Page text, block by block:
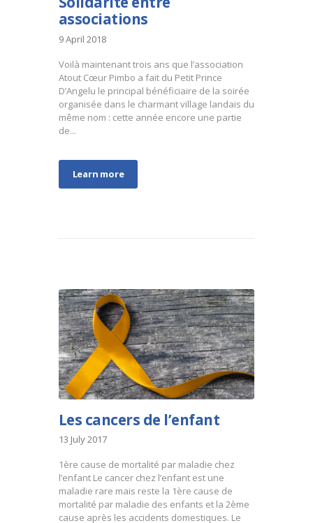
associations
9 April 2018
Voilà maintenant trois ans que l’association
Atout Cœur Pimbo a fait du Petit Prince
D’Angelu le principal bénéficiaire de la soirée
organisée dans le charmant village landais du
même nom : cette année encore une partie
de...
Learn more
Les cancers de l’enfant
13 July 2017
1ère cause de mortalité par maladie chez
l’enfant Le cancer chez l’enfant est une
maladie rare mais reste la 1ère cause de
mortalité par maladie des enfants et la 2ème
cause après les accidents domestiques. Le